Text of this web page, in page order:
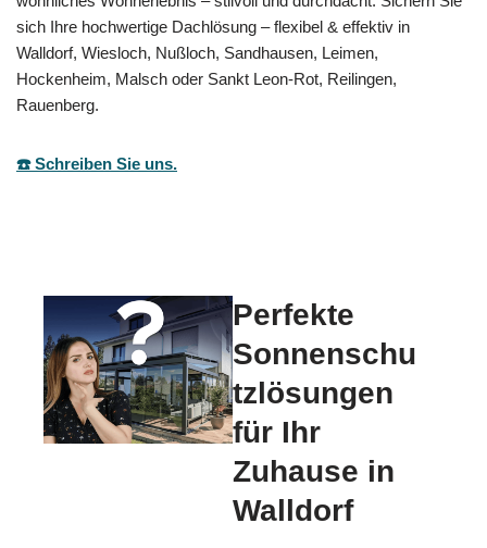
sich Ihre hochwertige Dachlösung – flexibel & effektiv in
Walldorf, Wiesloch, Nußloch, Sandhausen, Leimen,
Hockenheim, Malsch oder Sankt Leon-Rot, Reilingen,
Rauenberg.
☎️ Schreiben Sie uns.
Perfekte
Sonnenschu
tzlösungen
für Ihr
Zuhause in
Walldorf